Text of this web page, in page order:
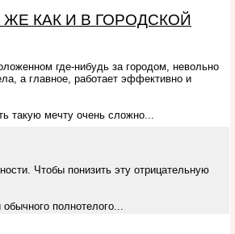
КАК И В ГОРОДСКОЙ
где-нибудь за городом, невольно
а главное, работает эффективно и
такую мечту очень сложно...
Чтобы понизить эту отрицательную
полнотелого...